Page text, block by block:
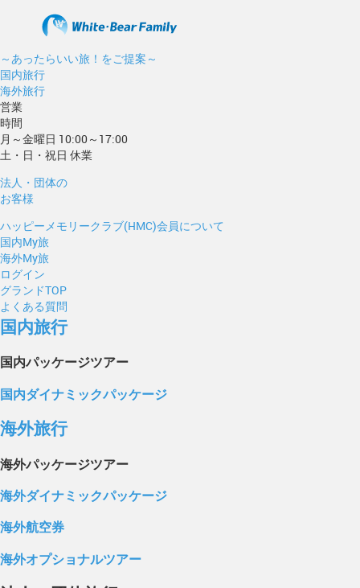
～あったらいい旅！をご提案～
国内旅行
海外旅行
営業
時間
月～金曜日 10:00～17:00
土・日・祝日 休業
法人・団体の
お客様
ハッピーメモリークラブ(HMC)会員について
国内My旅
海外My旅
ログイン
グランドTOP
よくある質問
国内旅行
国内パッケージツアー
国内ダイナミックパッケージ
海外旅行
海外パッケージツアー
海外ダイナミックパッケージ
海外航空券
海外オプショナルツアー